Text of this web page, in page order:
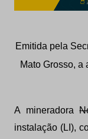
Emitida pela
Mato Grosso, a
A mineradora
instalação (LI),